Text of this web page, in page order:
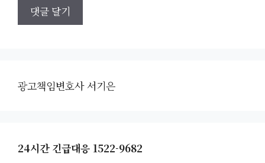
광고책임변호사 서기은
24시간 긴급대응 1522-9682